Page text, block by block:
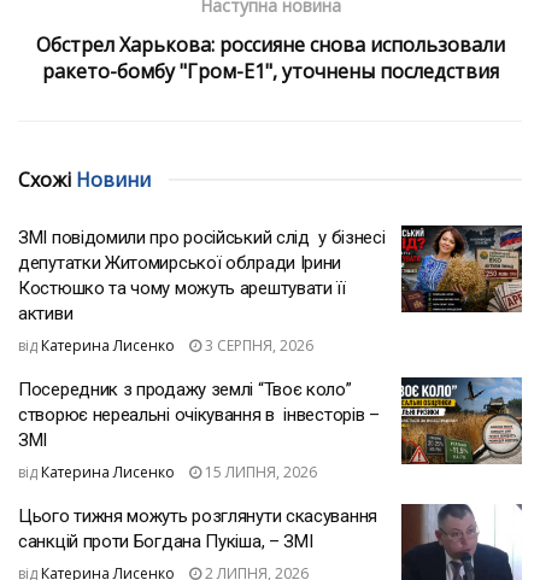
Наступна новина
Обстрел Харькова: россияне снова использовали
ракето-бомбу "Гром-Е1", уточнены последствия
Схожі Новини
ЗМІ повідомили про російський слід у бізнесі
депутатки Житомирської облради Ірини
Костюшко та чому можуть арештувати її
активи
від Катерина Лисенко 3 СЕРПНЯ, 2026
Посередник з продажу землі “Твоє коло”
створює нереальні очікування в інвесторів –
ЗМІ
від Катерина Лисенко 15 ЛИПНЯ, 2026
Цього тижня можуть розглянути скасування
санкцій проти Богдана Пукіша, – ЗМІ
від Катерина Лисенко 2 ЛИПНЯ, 2026